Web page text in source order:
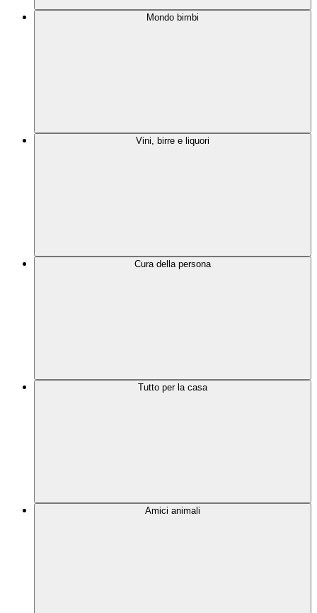
Mondo bimbi
Vini, birre e liquori
Cura della persona
Tutto per la casa
Amici animali